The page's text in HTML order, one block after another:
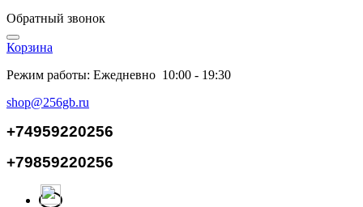
Обратный звонок
Корзина
Режим работы: Ежедневно 10:00 - 19:30
shop@256gb.ru
+74959220256
+79859220256